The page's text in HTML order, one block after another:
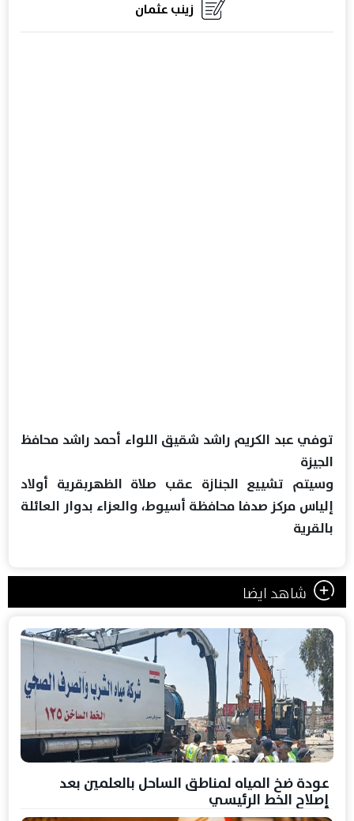
زينب عثمان
توفي عبد الكريم راشد شقيق اللواء أحمد راشد محافظ
الجيزة
وسيتم تشييع الجنازة عقب صلاة الظهربقرية أولاد
إلياس مركز صدفا محافظة أسيوط، والعزاء بدوار العائلة
بالقرية
شاهد ايضا
عودة ضخ المياه لمناطق الساحل بالعلمين بعد
إصلاح الخط الرئيسي